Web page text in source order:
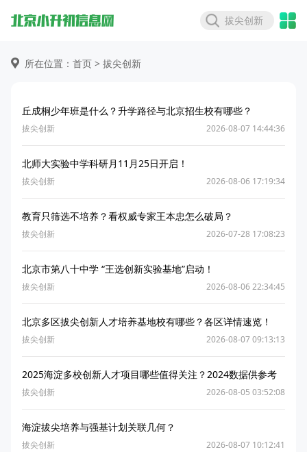
拔尖创新
所在位置：首页 > 拔尖创新
丘成桐少年班是什么？升学路径与北京招生校有哪些？
拔尖创新 2026-08-07 14:44:36
北师大实验中学科研月11月25日开启！
拔尖创新 2026-08-06 17:19:34
教育只筛选不培养？看权威专家王本忠怎么破局？
拔尖创新 2026-07-28 17:08:23
北京市第八十中学 “王选创新实验基地”启动！
拔尖创新 2026-08-06 22:34:45
北京多区拔尖创新人才培养基地校有哪些？各区详情速览！
拔尖创新 2026-08-07 09:13:13
2025海淀多校创新人才项目哪些值得关注？2024数据供参考
拔尖创新 2026-08-05 03:52:08
海淀拔尖培养与强基计划关联几何？
拔尖创新 2026-08-07 10:12:41